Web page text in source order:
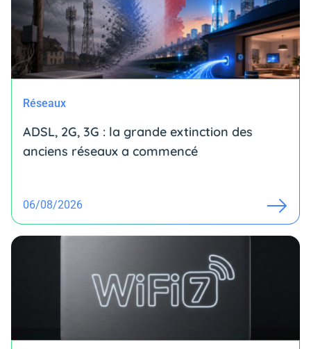
Réseaux
ADSL, 2G, 3G : la grande extinction des
anciens réseaux a commencé
06/08/2026